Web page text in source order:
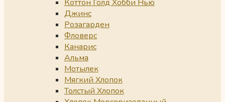
Коттон Голд Хобби Нью
Джинс
Розагарден
Фловерс
Канарис
Альма
Мотылек
Мягкий Хлопок
Толстый Хлопок